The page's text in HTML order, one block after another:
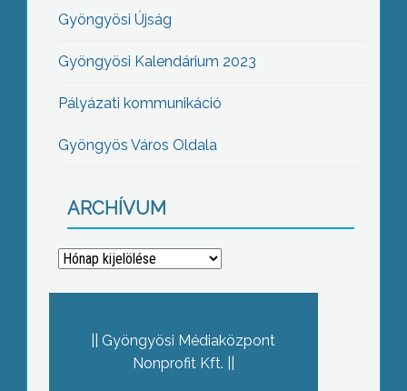
Gyöngyösi Újság
Gyöngyösi Kalendárium 2023
Pályázati kommunikáció
Gyöngyös Város Oldala
ARCHÍVUM
Archívum
Gyöngyösi Médiaközpont
Nonprofit Kft.